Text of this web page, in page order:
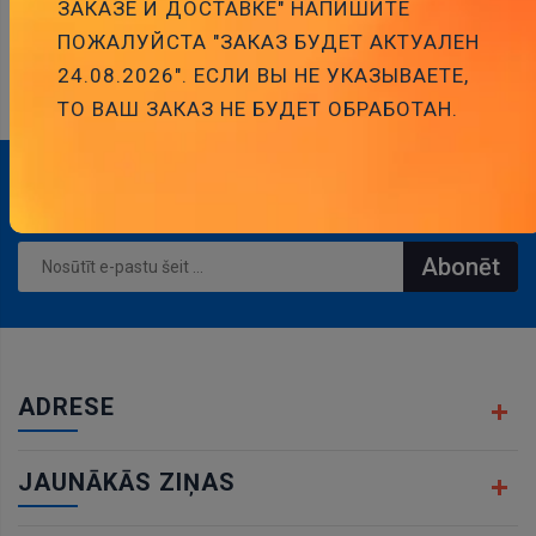
SAISTĪTIE PRODUKTI
Abonēt
ADRESE
JAUNĀKĀS ZIŅAS
ЗАКАЗЕ И ДОСТАВКЕ" НАПИШИТЕ
ПОЖАЛУЙСТА "ЗАКАЗ БУДЕТ АКТУАЛЕН
24.08.2026". ЕСЛИ ВЫ НЕ УКАЗЫВАЕТЕ,
ТО ВАШ ЗАКАЗ НЕ БУДЕТ ОБРАБОТАН.